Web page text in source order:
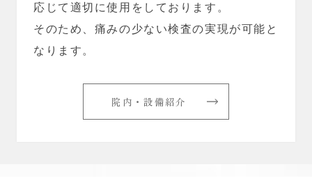
応じて適切に使用をしております。
そのため、痛みの少ない検査の実現が可能と
なります。
院内・設備紹介